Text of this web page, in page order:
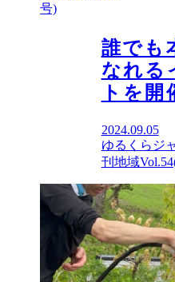
号)
誰でも
なれる
トを開
2024.09.05
ゆるくらジ
刊地域